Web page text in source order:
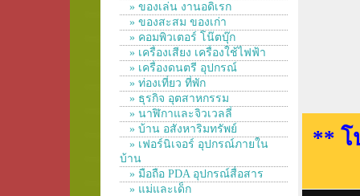
» ของเล่น งานอดิเรก
» ของสะสม ของเก่า
» คอมพิวเตอร์ โน๊ตบุ๊ก
» เครื่องเสียง เครื่องใช้ไฟฟ้า
» เครื่องดนตรี อุปกรณ์
» ท่องเที่ยว ที่พัก
» ธุรกิจ อุตสาหกรรม
» นาฬิกาและจิวเวลลี่
» บ้าน อสังหาริมทรัพย์
» เฟอร์นิเจอร์ อุปกรณ์ภายใน
บ้าน
» มือถือ PDA อุปกรณ์สื่อสาร
» แม่และเด็ก
** โ